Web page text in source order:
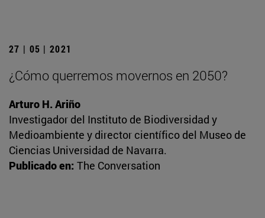
27 | 05 | 2021
¿Cómo querremos movernos en 2050?
Arturo H. Ariño
Investigador del Instituto de Biodiversidad y
Medioambiente y director científico del Museo de
Ciencias Universidad de Navarra.
Publicado en: The Conversation